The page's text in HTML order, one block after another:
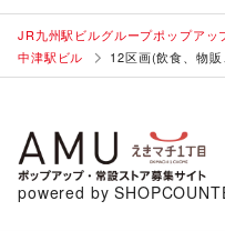
JR九州駅ビルグループポップアッ
中津駅ビル
12区画(飲食、物
powered by